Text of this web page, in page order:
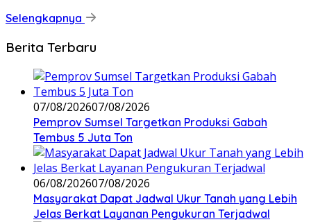
Selengkapnya
Berita Terbaru
07/08/202607/08/2026
Pemprov Sumsel Targetkan Produksi Gabah
Tembus 5 Juta Ton
06/08/202607/08/2026
Masyarakat Dapat Jadwal Ukur Tanah yang Lebih
Jelas Berkat Layanan Pengukuran Terjadwal